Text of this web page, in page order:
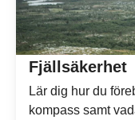
Fjällsäkerhet
Lär dig hur du
kompass samt